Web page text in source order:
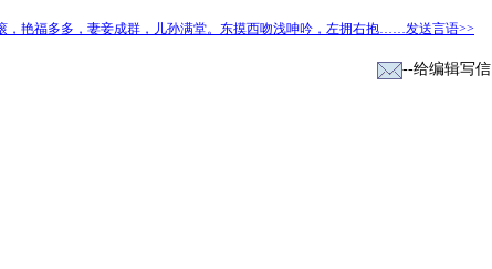
，艳福多多，妻妾成群，儿孙满堂。东摸西吻浅呻吟，左拥右抱……发送言语>>
--给编辑写信